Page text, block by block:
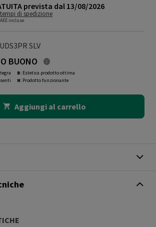
prevista dal 13/08/2026
di spedizione
incluse
SLV
BUONO
B: Estetica prodotto ottima
N: Prodotto funzionante
Aggiungi al carrello